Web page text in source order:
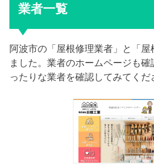
業者一覧
阿波市の「屋根修理業者」と「
ました。業者のホームページも
ったりな業者を確認してみてくだ